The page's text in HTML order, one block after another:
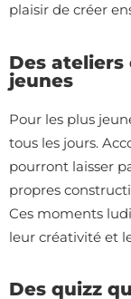
plaisir de créer
Des
jeunes
Pour les plus
tous les jours.
pourront laisser
propres
Ces moments
leur créativité et
Des quizz